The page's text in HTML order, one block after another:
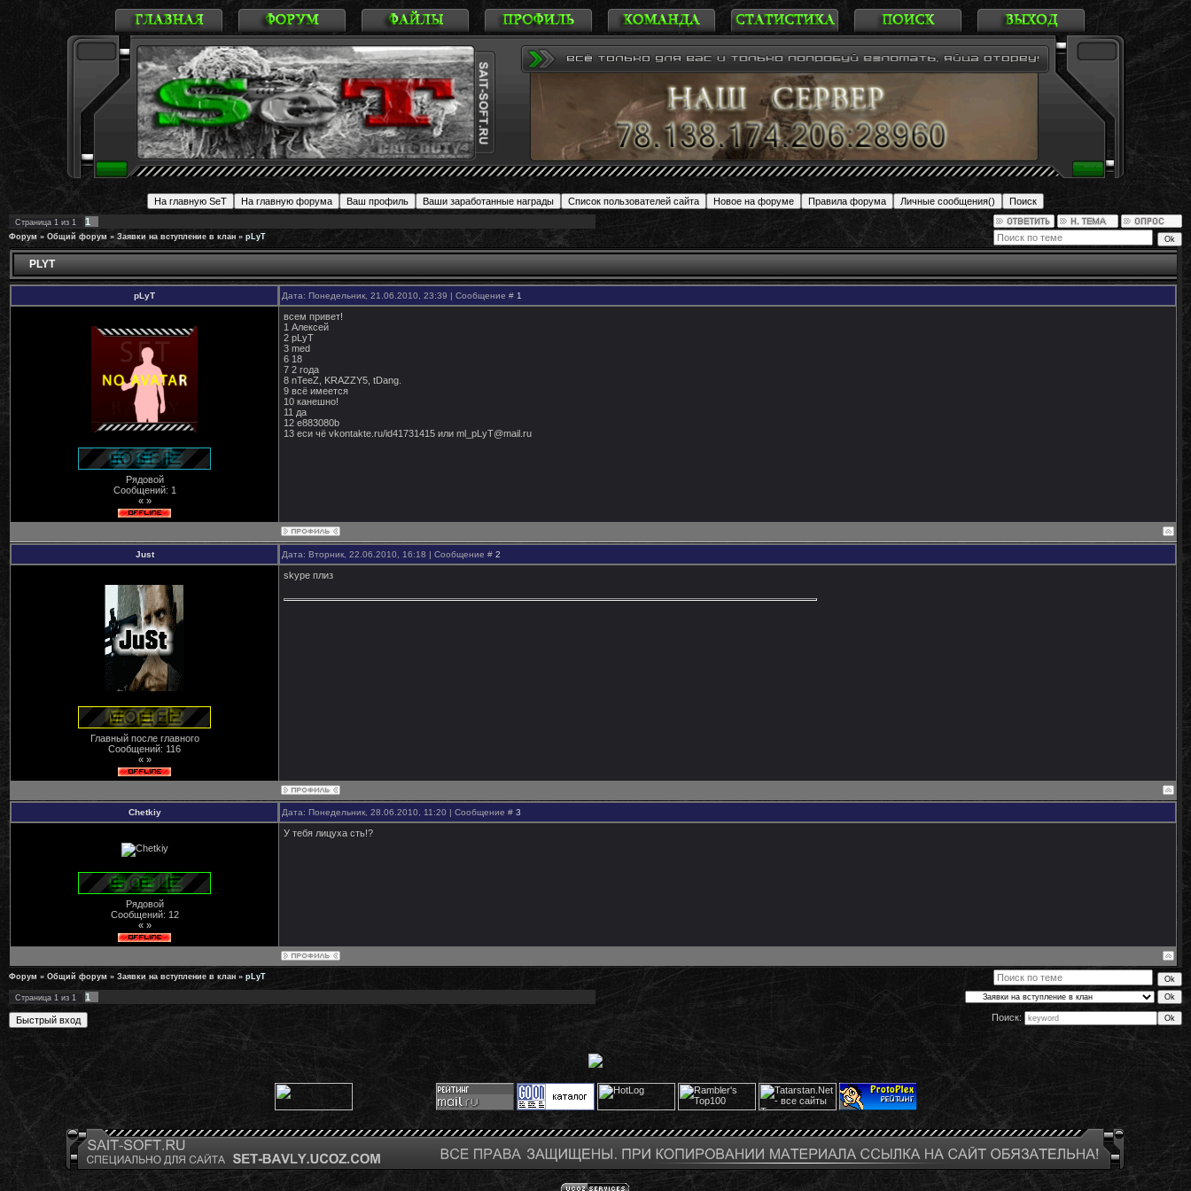
Страница 1 из 1 1
Форум » Общий форум » Заявки на вступление в клан » pLyT
PLYT
pLyT Дата: Понедельник, 21.06.2010, 23:39 | Сообщение # 1
Рядовой
Сообщений: 1
« »
всем привет!
1 Алексей
2 pLyT
3 med
6 18
7 2 года
8 nTeeZ, KRAZZY5, tDang.
9 всё имеется
10 канешно!
11 да
12 e883080b
13 еси чё vkontakte.ru/id41731415 или ml_pLyT@mail.ru
Just Дата: Вторник, 22.06.2010, 16:18 | Сообщение # 2
Главный после главного
Сообщений: 116
« »
skype плиз
Chetkiy Дата: Понедельник, 28.06.2010, 11:20 | Сообщение # 3
Рядовой
Сообщений: 12
« »
У тебя лицуха сть!?
Форум » Общий форум » Заявки на вступление в клан » pLyT
Страница 1 из 1
1
Поиск: